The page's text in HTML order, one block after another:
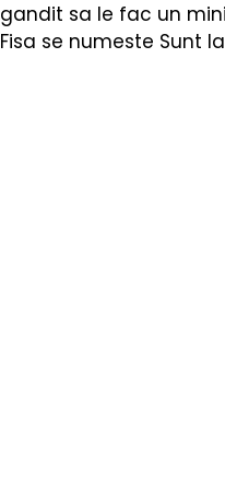
utilizare Fizica
sa le fac un
se numeste Sunt